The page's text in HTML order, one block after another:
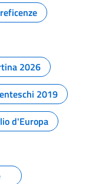
2026
2019
d'Europa